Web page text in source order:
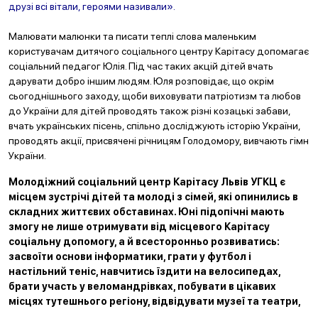
друзі всі вітали, героями називали».
Малювати малюнки та писати теплі слова маленьким
користувачам дитячого соціального центру Карітасу допомагає
соціальний педагог Юлія. Під час таких акцій дітей вчать
дарувати добро іншим людям. Юля розповідає, що окрім
сьогоднішнього заходу, щоби виховувати патріотизм та любов
до України для дітей проводять також різні козацькі забави,
вчать українських пісень, спільно досліджують історію України,
проводять акції, присвячені річницям Голодомору, вивчають гімн
України.
Молодіжний соціальний центр Карітасу Львів УГКЦ є
місцем зустрічі дітей та молоді з сімей, які опинились в
складних життєвих обставинах. Юні підопічні мають
змогу не лише отримувати від місцевого Карітасу
соціальну допомогу, а й всесторонньо розвиватись:
засвоїти основи інформатики, грати у футбол і
настільний теніс, навчитись їздити на велосипедах,
брати участь у веломандрівках, побувати в цікавих
місцях тутешнього регіону, відвідувати музеї та театри,